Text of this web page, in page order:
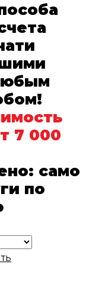
7 000
само
по